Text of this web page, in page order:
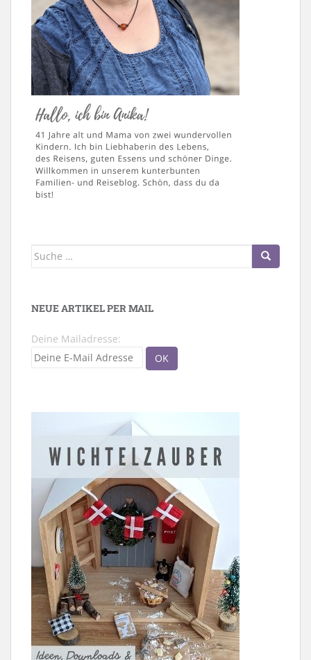
Suche
NEUE ARTIKEL PER MAIL
Deine Mailadresse: